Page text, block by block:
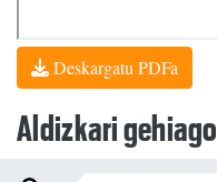
Deskargatu PDFa
Aldizkari gehiago